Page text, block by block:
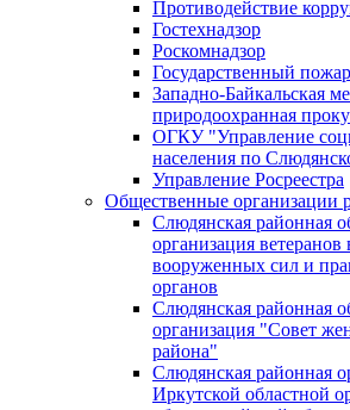
Противодействие
Гостехнадзор
Роскомнадзор
Государственный
Западно-Байкальская
природоохранная
ОГКУ "Управление
населения по
Управление Росреестра
Общественные организации
Слюдянская районная
организация
вооруженных сил и
органов
Слюдянская районная
организация "Совет
района"
Слюдянская районная
Иркутской областной